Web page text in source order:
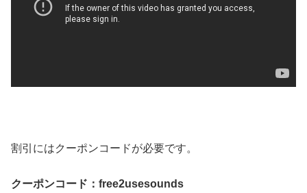
割引にはクーポンコードが必要です。
クーポンコード：free2usesounds